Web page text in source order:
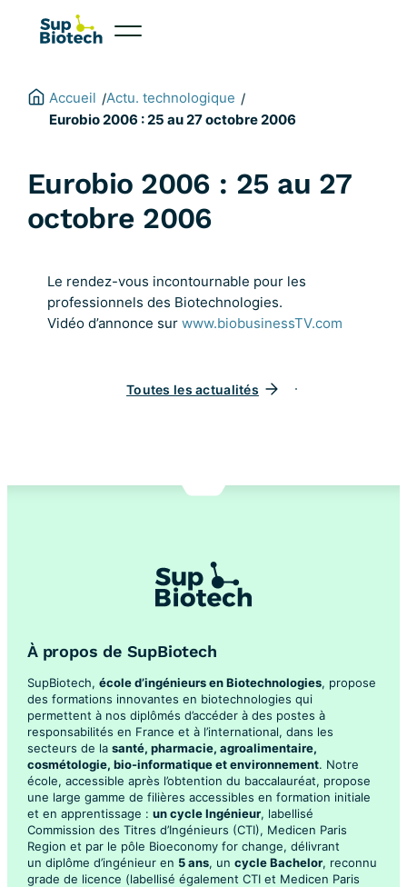
Accueil /Actu. technologique /
Eurobio 2006 : 25 au 27 octobre 2006
Eurobio 2006 : 25 au 27
octobre 2006
Le rendez-vous incontournable pour les
professionnels des Biotechnologies.
Vidéo d’annonce sur www.biobusinessTV.com
Toutes les actualités
À propos de SupBiotech
SupBiotech, école d’ingénieurs en Biotechnologies, propose
des formations innovantes en biotechnologies qui
permettent à nos diplômés d’accéder à des postes à
responsabilités en France et à l’international, dans les
secteurs de la santé, pharmacie, agroalimentaire,
cosmétologie, bio-informatique et environnement. Notre
école, accessible après l’obtention du baccalauréat, propose
une large gamme de filières accessibles en formation initiale
et en apprentissage : un cycle Ingénieur, labellisé
Commission des Titres d’Ingénieurs (CTI), Medicen Paris
Region et par le pôle Bioeconomy for change, délivrant
un diplôme d’ingénieur en 5 ans, un cycle Bachelor, reconnu
grade de licence (labellisé également CTI et Medicen Paris